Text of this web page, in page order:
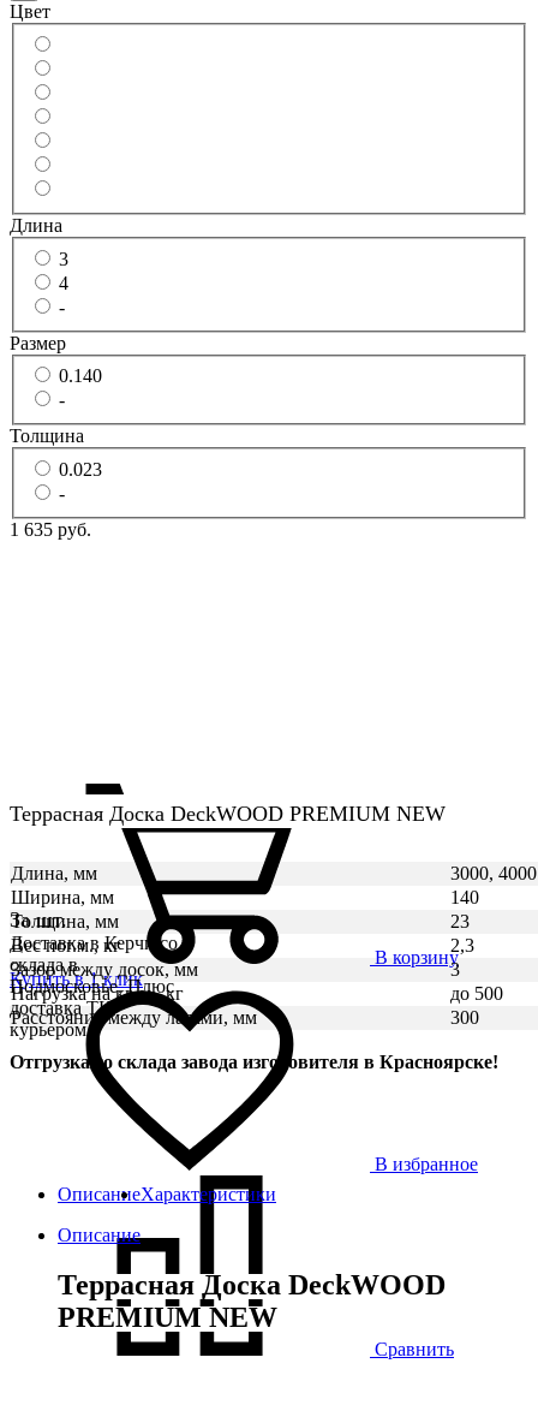
Цвет
Длина
3
4
-
Размер
0.140
-
Толщина
0.023
-
1 635 руб.
За шт.
Доставка в Керчи со
склада в
Подмосковье. Плюс
доставка ТК,
курьером
В корзину
Купить в 1 клик
В избранное
Сравнить
Террасная Доска DeckWOOD PREMIUM NEW
Длина, мм
3000, 4000
Ширина, мм
140
Толщина, мм
23
Вес пог.м., кг
2,3
Зазор между досок, мм
3
Нагрузка на кв.м., кг
до 500
Расcтояние между лагами, мм
300
Отгрузка со склада завода изготовителя в Красноярске!
ОписаниеХарактеристики
Описание
Террасная Доска DeckWOOD
PREMIUM NEW